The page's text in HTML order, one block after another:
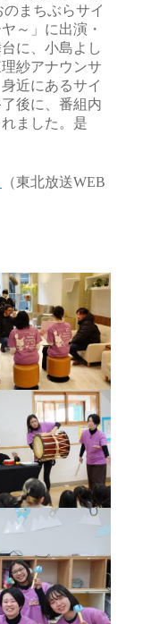
のまちぶらサイ
～」に出演・
に、小島よし
紗アナウンサ
近にあるサイ
後に、番組内
ました。是
（東北放送WEB